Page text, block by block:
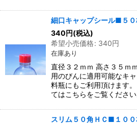
細口キャップシール■５
340円(税込)
希望小売価格: 340円
在庫あり
直径３２ｍｍ 高さ３５ｍ
用のびんに適用可能なキ
料瓶にもご利用頂けます
てはこちらをご覧ください
スリム５０角ＨＣ■１０